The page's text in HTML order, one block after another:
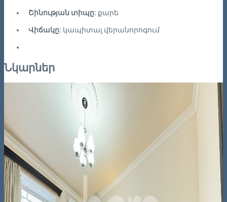
Շինության տիպը: քարե
Վիճակը: կապիտալ վերանորոգում
Նկարներ